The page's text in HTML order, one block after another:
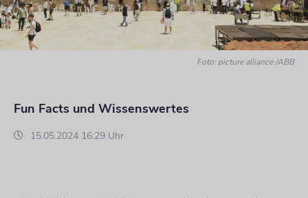
Foto: picture alliance /ABB
Fun Facts und Wissenswertes
15.05.2024 16:29 Uhr